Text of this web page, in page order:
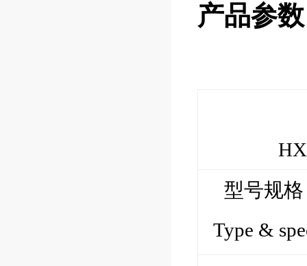
产品参
型号规格
Type &